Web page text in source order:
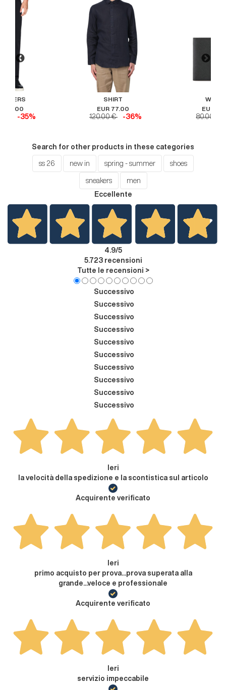
71.00
-35%
SHIRT
EUR 77.00
120.00 € -36%
EUR
80.00 €
Search for other products in these categories
ss 26 new in spring - summer shoes
sneakers
men
Eccellente
4.9/5
5.723recensioni
Tutte le recensioni >
Successivo
Successivo
Successivo
Successivo
Successivo
Successivo
Successivo
Successivo
Successivo
Successivo
Ieri
la velocità della spedizione e la scontistica sul articolo
Acquirente verificato
Ieri
primo acquisto per prova...prova superata alla
grande...veloce e professionale
Acquirente verificato
Ieri
servizio impeccabile